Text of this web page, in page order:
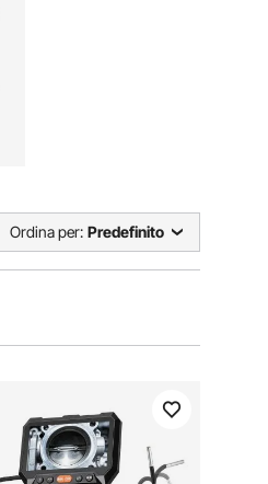
Ordina per: Predefinito